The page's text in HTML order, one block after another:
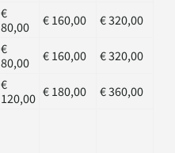
€
80,00
€ 160,00 € 320,00
€
80,00
€ 160,00 € 320,00
€
120,00 € 180,00 € 360,00